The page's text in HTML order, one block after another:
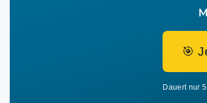
🎯
Dauert nur